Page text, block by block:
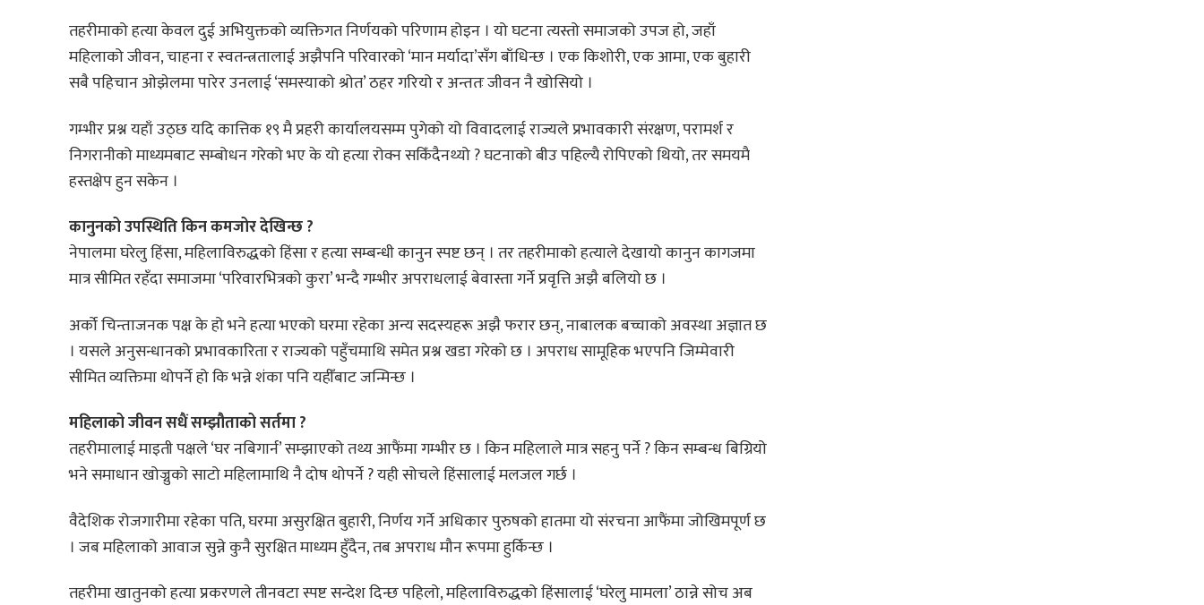
तहरीमाको हत्या केवल दुई अभियुक्तको व्यक्तिगत निर्णयको परिणाम होइन । यो घटना त्यस्तो समाजको उपज हो, जहाँ
महिलाको जीवन, चाहना र स्वतन्त्रतालाई अझैपनि परिवारको ‘मान मर्यादा’सँग बाँधिन्छ । एक किशोरी, एक आमा, एक बुहारी
सबै पहिचान ओझेलमा पारेर उनलाई ‘समस्याको श्रोत’ ठहर गरियो र अन्ततः जीवन नै खोसियो ।
गम्भीर प्रश्न यहाँ उठ्छ यदि कात्तिक १९ मै प्रहरी कार्यालयसम्म पुगेको यो विवादलाई राज्यले प्रभावकारी संरक्षण, परामर्श र
निगरानीको माध्यमबाट सम्बोधन गरेको भए के यो हत्या रोक्न सकिँदैनथ्यो ? घटनाको बीउ पहिल्यै रोपिएको थियो, तर समयमै
हस्तक्षेप हुन सकेन ।
कानुनको उपस्थिति किन कमजोर देखिन्छ ?
नेपालमा घरेलु हिंसा, महिलाविरुद्धको हिंसा र हत्या सम्बन्धी कानुन स्पष्ट छन् । तर तहरीमाको हत्याले देखायो कानुन कागजमा
मात्र सीमित रहँदा समाजमा ‘परिवारभित्रको कुरा’ भन्दै गम्भीर अपराधलाई बेवास्ता गर्ने प्रवृत्ति अझै बलियो छ ।
अर्को चिन्ताजनक पक्ष के हो भने हत्या भएको घरमा रहेका अन्य सदस्यहरू अझै फरार छन्, नाबालक बच्चाको अवस्था अज्ञात छ
। यसले अनुसन्धानको प्रभावकारिता र राज्यको पहुँचमाथि समेत प्रश्न खडा गरेको छ । अपराध सामूहिक भएपनि जिम्मेवारी
सीमित व्यक्तिमा थोपर्ने हो कि भन्ने शंका पनि यहीँबाट जन्मिन्छ ।
महिलाको जीवन सधैं सम्झौताको सर्तमा ?
तहरीमालाई माइती पक्षले ‘घर नबिगार्न’ सम्झाएको तथ्य आफैंमा गम्भीर छ । किन महिलाले मात्र सहनु पर्ने ? किन सम्बन्ध बिग्रियो
भने समाधान खोज्नुको साटो महिलामाथि नै दोष थोपर्ने ? यही सोचले हिंसालाई मलजल गर्छ ।
वैदेशिक रोजगारीमा रहेका पति, घरमा असुरक्षित बुहारी, निर्णय गर्ने अधिकार पुरुषको हातमा यो संरचना आफैंमा जोखिमपूर्ण छ
। जब महिलाको आवाज सुन्ने कुनै सुरक्षित माध्यम हुँदैन, तब अपराध मौन रूपमा हुर्किन्छ ।
तहरीमा खातुनको हत्या प्रकरणले तीनवटा स्पष्ट सन्देश दिन्छ पहिलो, महिलाविरुद्धको हिंसालाई ‘घरेलु मामला’ ठान्ने सोच अब